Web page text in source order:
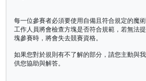
每一位參賽者必須要使用自備且符合規定的魔
工作人員將會檢查方塊是否符合規範，若無法
塊參賽時，將會失去競賽資格。
如果您對於規則有不了解的部分，請您主動與
供您協助與解答。